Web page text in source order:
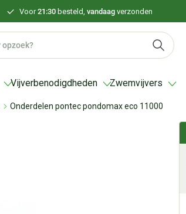
Voor21:30 besteld,vandaagverzonden
Vijverbenodigdheden Zwemvijvers
Onderdelen pontec pondomax eco 11000